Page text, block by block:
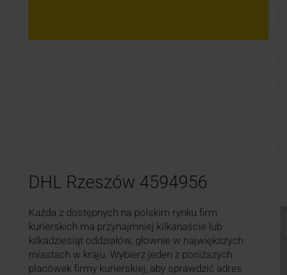
DHL Rzeszów 4594956
Każda z dostępnych na polskim rynku firm
kurierskich ma przynajmniej kilkanaście lub
kilkadziesiąt oddziałów, głownie w największych
miastach w kraju. Wybierz jeden z poniższych
placówek firmy kurierskiej, aby sprawdzić adres